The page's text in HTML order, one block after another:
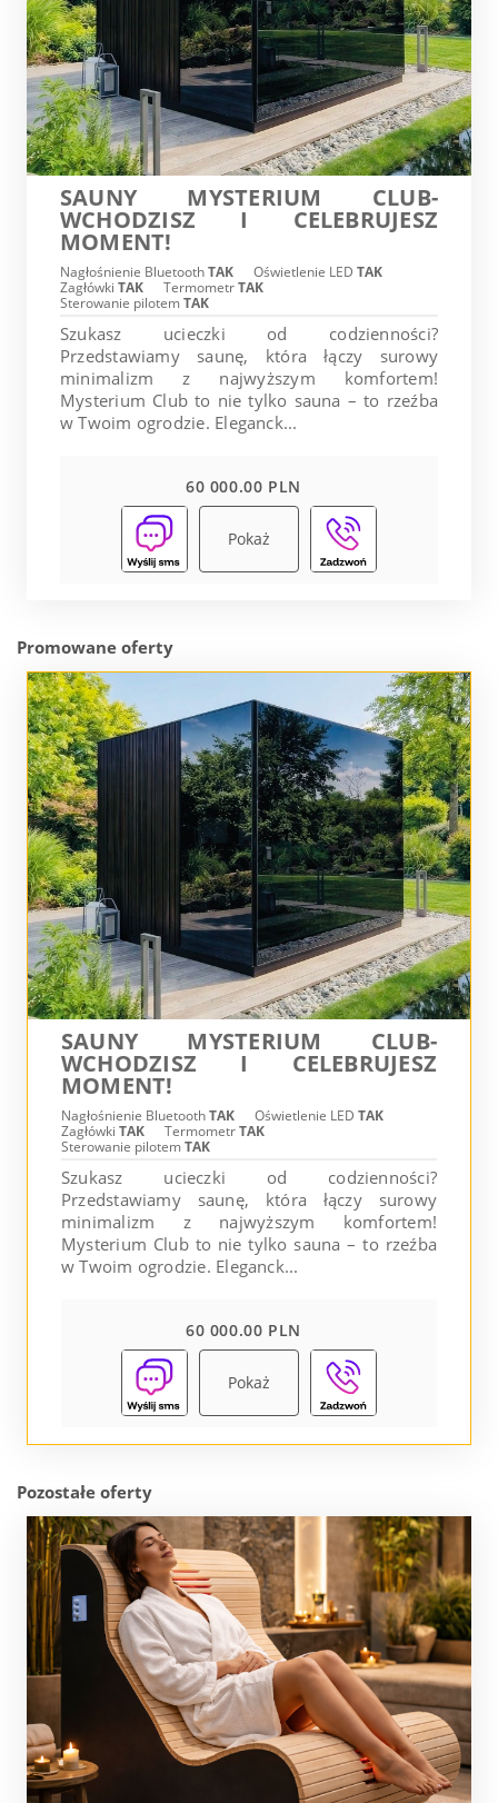
SAUNY MYSTERIUM CLUB-
WCHODZISZ I CELEBRUJESZ
MOMENT!
Nagłośnienie BluetoothTAK Oświetlenie LED TAK
Zagłówki TAK TermometrTAK
Sterowanie pilotemTAK
Szukasz ucieczki od codzienności?
Przedstawiamy saunę, która łączy surowy
minimalizm z najwyższym komfortem!
Mysterium Club to nie tylko sauna – to rzeźba
w Twoim ogrodzie. Eleganck...
60 000.00 PLN
Pokaż
Promowane oferty
SAUNY MYSTERIUM CLUB-
WCHODZISZ I CELEBRUJESZ
MOMENT!
Nagłośnienie BluetoothTAK Oświetlenie LED TAK
Zagłówki TAK TermometrTAK
Sterowanie pilotemTAK
Szukasz ucieczki od codzienności?
Przedstawiamy saunę, która łączy surowy
minimalizm z najwyższym komfortem!
Mysterium Club to nie tylko sauna – to rzeźba
w Twoim ogrodzie. Eleganck...
60 000.00 PLN
Pokaż
Pozostałe oferty